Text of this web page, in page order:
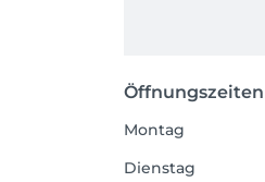
Öffnungszeiten
Montag
Dienstag